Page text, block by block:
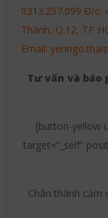
0313.257.099 Đ/c:
Thành, Q.12, TP
Email:
Tư vấn và báo
[button-yellow
target=”_self”
Chân thành cảm